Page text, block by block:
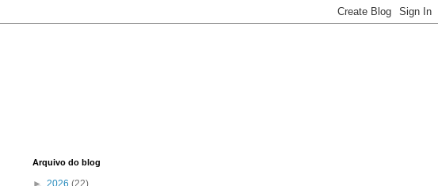
Arquivo do blog
► 2026 (22)